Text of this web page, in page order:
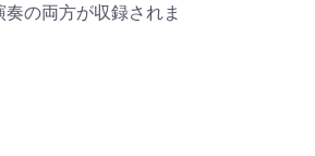
の両方が収録されま